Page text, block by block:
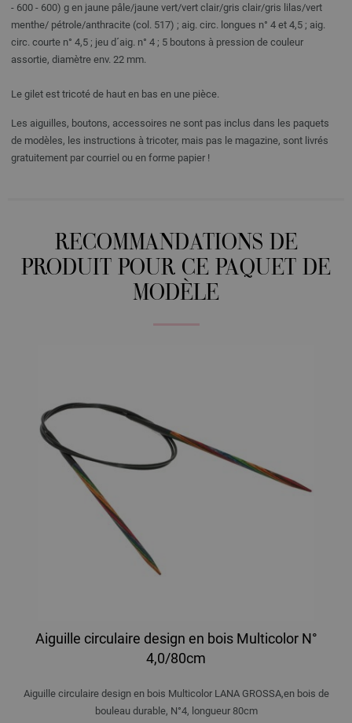
- 600 - 600) g en jaune pâle/jaune vert/vert clair/gris clair/gris lilas/vert
menthe/ pétrole/anthracite (col. 517) ; aig. circ. longues n° 4 et 4,5 ; aig.
circ. courte n° 4,5 ; jeu d´aig. n° 4 ; 5 boutons à pression de couleur
assortie, diamètre env. 22 mm.
Le gilet est tricoté de haut en bas en une pièce.
Les aiguilles, boutons, accessoires ne sont pas inclus dans les paquets
de modèles, les instructions à tricoter, mais pas le magazine, sont livrés
gratuitement par courriel ou en forme papier !
RECOMMANDATIONS DE
PRODUIT POUR CE PAQUET DE
MODÈLE
Aiguille circulaire design en bois Multicolor N°
4,0/80cm
Aiguille circulaire design en bois Multicolor LANA GROSSA,en bois de
bouleau durable, N°4, longueur 80cm